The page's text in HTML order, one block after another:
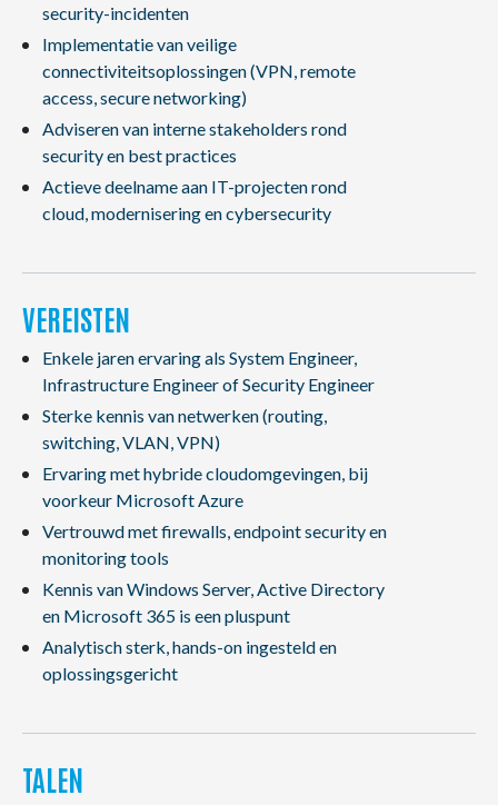
security-incidenten
Implementatie van veilige
connectiviteitsoplossingen (VPN, remote
access, secure networking)
Adviseren van interne stakeholders rond
security en best practices
Actieve deelname aan IT-projecten rond
cloud, modernisering en cybersecurity
VEREISTEN
Enkele jaren ervaring als System Engineer,
Infrastructure Engineer of Security Engineer
Sterke kennis van netwerken (routing,
switching, VLAN, VPN)
Ervaring met hybride cloudomgevingen, bij
voorkeur Microsoft Azure
Vertrouwd met firewalls, endpoint security en
monitoring tools
Kennis van Windows Server, Active Directory
en Microsoft 365 is een pluspunt
Analytisch sterk, hands-on ingesteld en
oplossingsgericht
TALEN